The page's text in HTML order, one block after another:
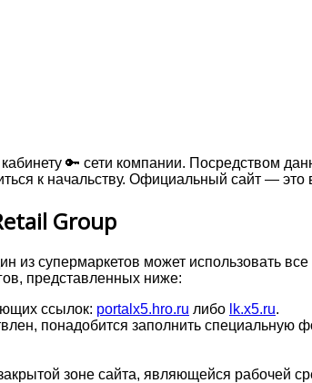
🔑 сети компании. Посредством
к начальству. Официальный сайт —
Group
из супермаркетов может использовать
представленных ниже:
ссылок: portalx5.hro.ru либо lk.x5.ru.
понадобится заполнить специальную
зоне сайта, являющейся рабочей